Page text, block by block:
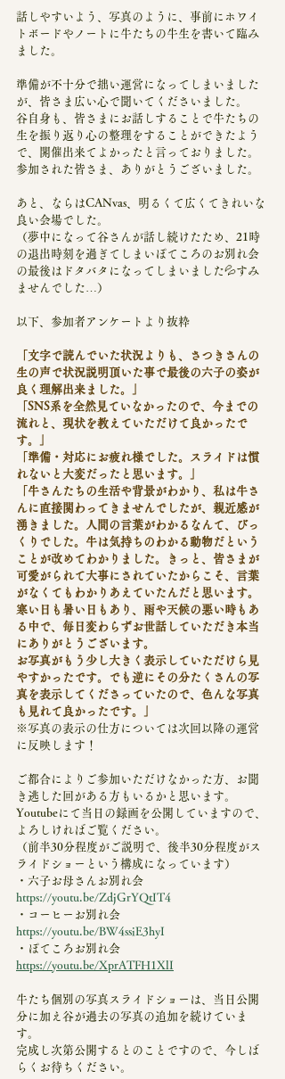
話しやすいよう、写真のように、事前にホワイ
トボードやノートに牛たちの牛生を書いて臨み
ました。
準備が不十分で拙い運営になってしまいました
が、皆さま広い心で聞いてくださいました。
谷自身も、皆さまにお話しすることで牛たちの
生を振り返り心の整理をすることができたよう
で、開催出来てよかったと言っておりました。
参加された皆さま、ありがとうございました。
あと、ならはCANvas、明るくて広くてきれいな
良い会場でした。
（夢中になって谷さんが話し続けたため、21時
の退出時刻を過ぎてしまいぽてころのお別れ会
の最後はドタバタになってしまいました💦すみ
ませんでした…）
以下、参加者アンケートより抜粋
「文字で読んでいた状況よりも、さつきさんの
生の声で状況説明頂いた事で最後の六子の姿が
良く理解出来ました。」
「SNS系を全然見ていなかったので、今までの
流れと、現状を教えていただけて良かったで
す。」
「準備・対応にお疲れ様でした。スライドは慣
れないと大変だったと思います。」
「牛さんたちの生活や背景がわかり、私は牛さ
んに直接関わってきませんでしたが、親近感が
湧きました。人間の言葉がわかるなんて、びっ
くりでした。牛は気持ちのわかる動物だという
ことが改めてわかりました。きっと、皆さまが
可愛がられて大事にされていたからこそ、言葉
がなくてもわかりあえていたんだと思います。
寒い日も暑い日もあり、雨や天候の悪い時もあ
る中で、毎日変わらずお世話していただき本当
にありがとうございます。
お写真がもう少し大きく表示していただけら見
やすかったです。でも逆にその分たくさんの写
真を表示してくださっていたので、色んな写真
も見れて良かったです。」
※写真の表示の仕方については次回以降の運営
に反映します！
ご都合によりご参加いただけなかった方、お聞
き逃した回がある方もいるかと思います。
Youtubeにて当日の録画を公開していますので、
よろしければご覧ください。
（前半30分程度がご説明で、後半30分程度がス
ライドショーという構成になっています）
・六子お母さんお別れ会
https://youtu.be/ZdjGrYQtIT4
・コーヒーお別れ会
https://youtu.be/BW4ssiE3hyI
・ぽてころお別れ会
https://youtu.be/XprATFH1XlI
牛たち個別の写真スライドショーは、当日公開
分に加え谷が過去の写真の追加を続けていま
す。
完成し次第公開するとのことですので、今しば
らくお待ちください。